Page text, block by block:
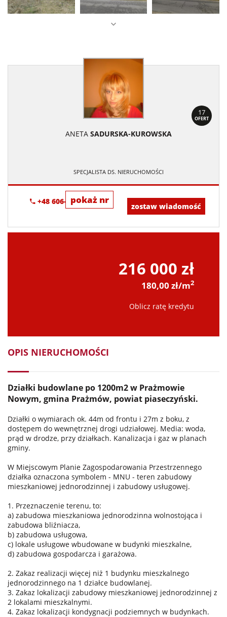
17
OFERT
ANETA SADURSKA-KUROWSKA
SPECJALISTA DS. NIERUCHOMOŚCI
pokaż nr
+48 606-272-980
zostaw wiadomość
216 000 zł
180,00 zł/m2
Oblicz ratę kredytu
OPIS NIERUCHOMOŚCI
Działki budowlane po 1200m2w Prażmowie
Nowym, gmina Prażmów, powiat piaseczyński.
Działki o wymiarach ok. 44m od frontu i 27m z boku, z
dostępem do wewnętrznej drogi udziałowej. Media: woda,
prąd w drodze, przy działkach. Kanalizacja i gaz w planach
gminy.
W Miejscowym Planie Zagospodarowania Przestrzennego
działka oznaczona symbolem - MNU - teren zabudowy
mieszkaniowej jednorodzinnej i zabudowy usługowej.
1. Przeznaczenie terenu, to:
a) zabudowa mieszkaniowa jednorodzinna wolnostojąca i
zabudowa bliźniacza,
b) zabudowa usługowa,
c) lokale usługowe wbudowane w budynki mieszkalne,
d) zabudowa gospodarcza i garażowa.
2. Zakaz realizacji więcej niż 1 budynku mieszkalnego
jednorodzinnego na 1 działce budowlanej.
3. Zakaz lokalizacji zabudowy mieszkaniowej jednorodzinnej z
2 lokalami mieszkalnymi.
4. Zakaz lokalizacji kondygnacji podziemnych w budynkach.